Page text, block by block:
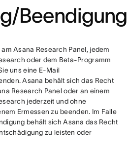
Beendigung
Asana Research Panel, jedem
oder dem Beta-Programm
uns eine E-Mail
Asana behält sich das Recht
Research Panel oder an einem
jederzeit und ohne
Ermessen zu beenden. Im Falle
behält sich Asana das Recht
zu leisten oder